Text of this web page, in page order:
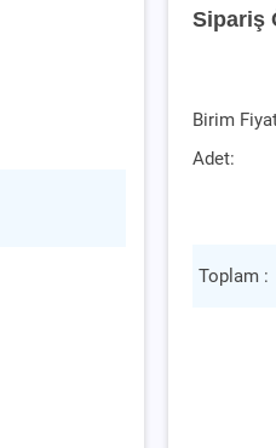
Sipariş
Birim
Adet:
Toplam :